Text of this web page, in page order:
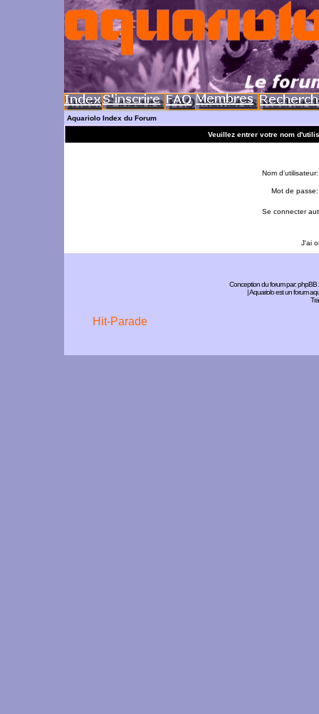
Aquariolo Index du Forum
Veuillez entrer votre nom
Nom d'utilisateur:
Mot de passe:
Se connecter
J'ai
Conception du forum par:phpBB
| Aquariolo est un forum